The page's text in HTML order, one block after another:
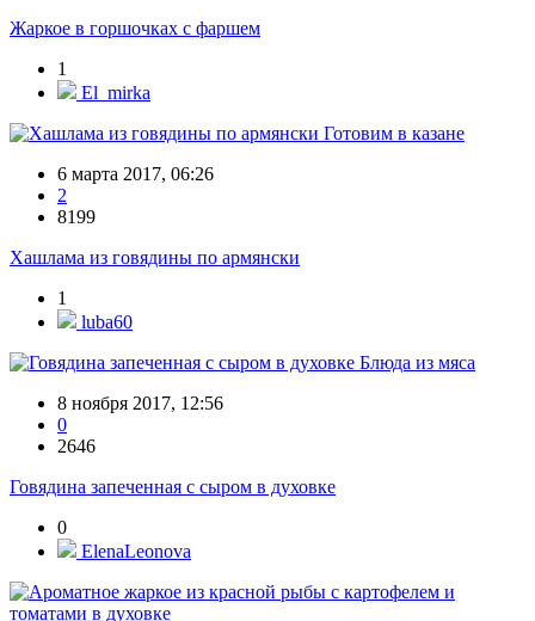
Жаркое в горшочках с фаршем
1
El_mirka
Готовим в казане
6 марта 2017, 06:26
2
8199
Хашлама из говядины по армянски
1
luba60
Блюда из мяса
8 ноября 2017, 12:56
0
2646
Говядина запеченная с сыром в духовке
0
ElenaLeonova